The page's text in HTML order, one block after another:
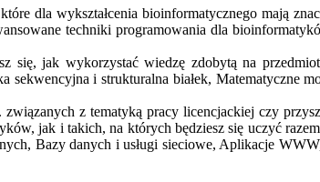
dla wykształcenia bioinformatycznego mają
techniki programowania dla
się, jak wykorzystać wiedzę zdobytą na
i strukturalna białek, Matematyczne
z tematyką pracy licencjackiej czy
jak i takich, na których będziesz się uczyć
Bazy danych i usługi sieciowe, Aplikacje